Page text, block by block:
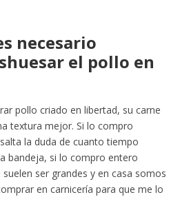
necesario
el pollo en
pollo criado en libertad, su carne
textura mejor. Si lo compro
la duda de cuanto tiempo
bandeja, si lo compro entero
ser grandes y en casa somos
en carnicería para que me lo